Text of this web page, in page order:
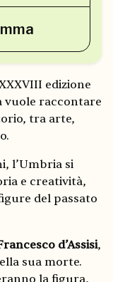
edizione
vuole raccontare
tra arte,
l’Umbria si
e creatività,
del passato
d’Assisi,
sua morte.